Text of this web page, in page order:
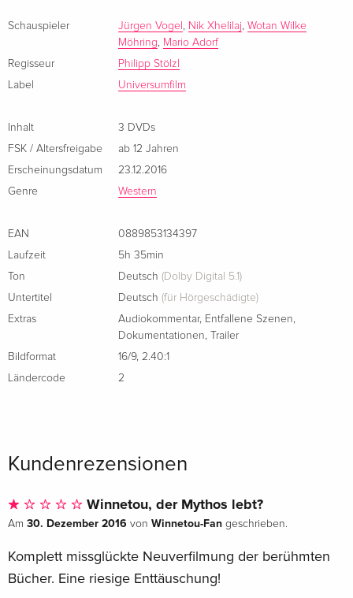
skrupellosen Eisenbahnbauer entgegenzustellen. Es ist der
Beginn eines grossen Abenteuers, das in der Jagd nach
einem sagenumwobenen Schatz und schliesslich in einem
dramatischen Kampf gegen machtgierige Ölmagnaten gipfelt
Die legendären Geschichten von Winnetou und seinem
Blutsbruder Old Shatterhand endlich neu erzählt! "Der
Medicus"-Regisseur Philipp Stölzl und ein internationaler All-
Der grosse Dreiteiler komplett in einer Box:
- Winnetou - Eine neue Welt
- Winnetou - Das Geheimnis vom Silbersee
- Winnetou - Der letzte Kampf
Schauspieler Jürgen Vogel , Nik Xhelilaj, Wotan Wilke
Möhring, Mario Adorf
Regisseur
Philipp Stölzl
Label
Universumfilm
Inhalt
3 DVDs
FSK / Altersfreigabe
ab 12 Jahren
Erscheinungsdatum
23.12.2016
Genre
Western
EAN
0889853134397
Laufzeit
5h 35min
Ton
Deutsch (Dolby Digital 5.1)
Untertitel
Deutsch (für Hörgeschädigte)
Extras
Audiokommentar, Entfallene Szenen,
Dokumentationen,
Trailer
Bildformat
16/9, 2.40:1
Ländercode
2
Kundenrezensionen
Winnetou, der Mythos lebt?
Am 30. Dezember 2016 von Winnetou-Fan geschrieben.
Komplett missglückte Neuverfilmung der berühmten
Bücher. Eine riesige Enttäuschung!